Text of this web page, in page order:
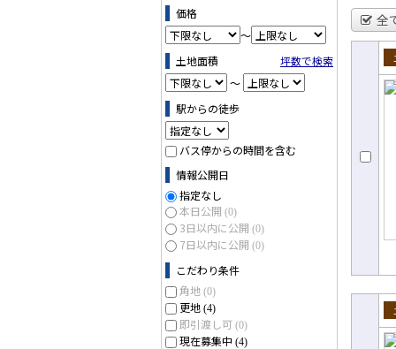
価格
～
土地面積
坪数で検索
～
駅からの徒歩
バス停からの時間を含む
情報公開日
指定なし
本日公開 (0)
3日以内に公開 (0)
7日以内に公開 (0)
こだわり条件
角地 (0)
更地 (4)
即引渡し可 (0)
現在募集中 (4)
全